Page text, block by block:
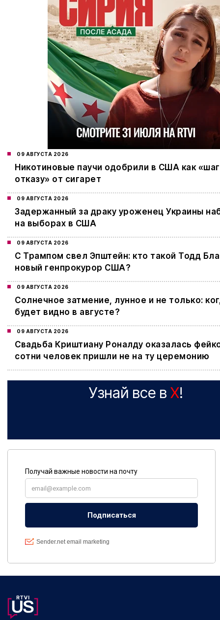
09 АВГУСТА 2026
Никотиновые паучи одобрили в США как
отказу» от сигарет
09 АВГУСТА 2026
Задержанный за драку уроженец Украины
на выборах в США
09 АВГУСТА 2026
С Трампом свел Эпштейн: кто такой Тодд
новый генпрокурор США?
09 АВГУСТА 2026
Cолнечное затмение, лунное и не только:
будет видно в августе?
09 АВГУСТА 2026
Свадьба Криштиану Роналду оказалась
сотни человек пришли не на ту церемонию
Узнай все в X!